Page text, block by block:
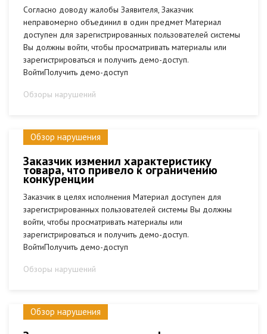
Согласно доводу жалобы Заявителя, Заказчик
неправомерно объединил в один предмет Материал
доступен для зарегистрированных пользователей системы
Вы должны войти, чтобы просматривать материалы или
зарегистрироваться и получить демо-доступ.
ВойтиПолучить демо-доступ
Обзоры нарушений
Обзор нарушения
Заказчик изменил характеристику
товара, что привело к ограничению
конкуренции
Заказчик в целях исполнения Материал доступен для
зарегистрированных пользователей системы Вы должны
войти, чтобы просматривать материалы или
зарегистрироваться и получить демо-доступ.
ВойтиПолучить демо-доступ
Обзоры нарушений
Обзор нарушения